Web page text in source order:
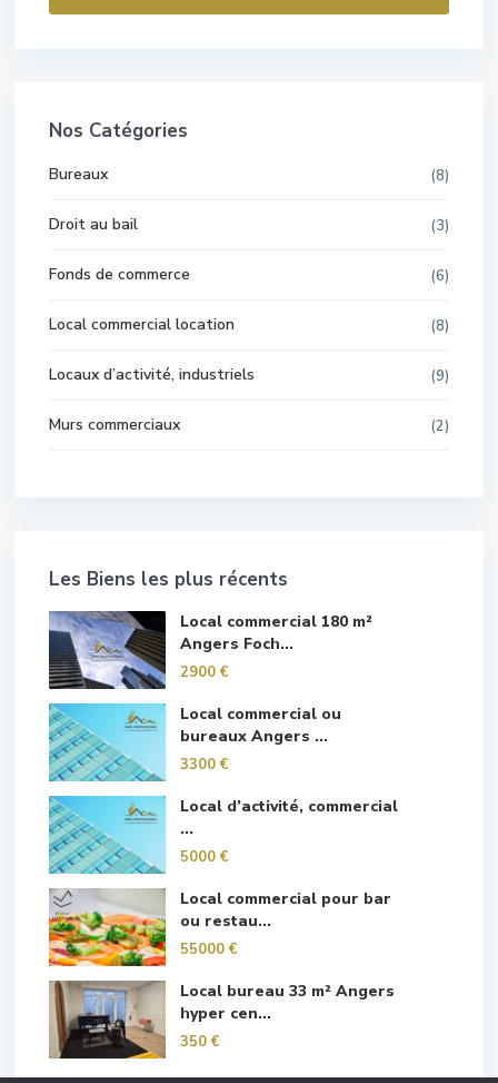
Nos Catégories
Bureaux (8)
Droit au bail (3)
Fonds de commerce (6)
Local commercial location (8)
Locaux d’activité, industriels (9)
Murs commerciaux (2)
Les Biens les plus récents
Local commercial 180 m²
Angers Foch...
2900 €
Local commercial ou
bureaux Angers ...
3300 €
Local d’activité, commercial
...
5000 €
Local commercial pour bar
ou restau...
55000 €
Local bureau 33 m² Angers
hyper cen...
350 €